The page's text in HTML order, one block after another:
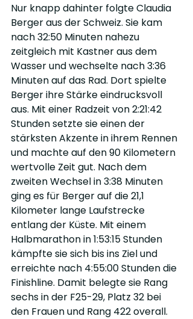
Nur knapp dahinter folgte Claudia
Berger aus der Schweiz. Sie kam
nach 32:50 Minuten nahezu
zeitgleich mit Kastner aus dem
Wasser und wechselte nach 3:36
Minuten auf das Rad. Dort spielte
Berger ihre Stärke eindrucksvoll
aus. Mit einer Radzeit von 2:21:42
Stunden setzte sie einen der
stärksten Akzente in ihrem Rennen
und machte auf den 90 Kilometern
wertvolle Zeit gut. Nach dem
zweiten Wechsel in 3:38 Minuten
ging es für Berger auf die 21,1
Kilometer lange Laufstrecke
entlang der Küste. Mit einem
Halbmarathon in 1:53:15 Stunden
kämpfte sie sich bis ins Ziel und
erreichte nach 4:55:00 Stunden die
Finishline. Damit belegte sie Rang
sechs in der F25-29, Platz 32 bei
den Frauen und Rang 422 overall.